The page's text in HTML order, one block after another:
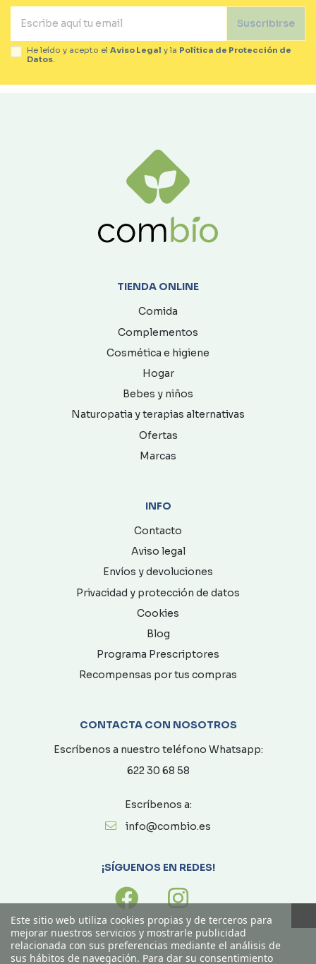
Suscribirse
He leído y acepto el Aviso Legal y la Política de Protección de
Datos
TIENDA ONLINE
Comida
Complementos
Cosmética e higiene
Hogar
Bebes y niños
Naturopatia y terapias alternativas
Ofertas
Marcas
INFO
Contacto
Aviso legal
Envíos y devoluciones
Privacidad y protección de datos
Cookies
Blog
Programa Prescriptores
Recompensas por tus compras
CONTACTA CON NOSOTROS
Escríbenos a nuestro teléfono Whatsapp:
622 30 68 58
Escríbenos a:
info@combio.es
¡SÍGUENOS EN REDES!
Este sitio web utiliza cookies propias y de terceros para
mejorar nuestros servicios y mostrarle publicidad
relacionada con sus preferencias mediante el análisis de
sus hábitos de navegación. Para dar su consentimiento